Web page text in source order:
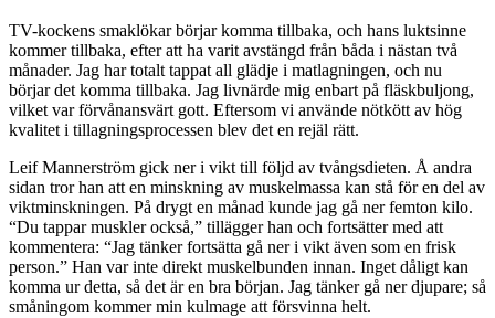
TV-kockens smaklökar börjar komma tillbaka, och hans luktsinne
kommer tillbaka, efter att ha varit avstängd från båda i nästan två
månader. Jag har totalt tappat all glädje i matlagningen, och nu
börjar det komma tillbaka. Jag livnärde mig enbart på fläskbuljong,
vilket var förvånansvärt gott. Eftersom vi använde nötkött av hög
kvalitet i tillagningsprocessen blev det en rejäl rätt.
Leif Mannerström gick ner i vikt till följd av tvångsdieten. Å andra
sidan tror han att en minskning av muskelmassa kan stå för en del av
viktminskningen. På drygt en månad kunde jag gå ner femton kilo.
“Du tappar muskler också,” tillägger han och fortsätter med att
kommentera: “Jag tänker fortsätta gå ner i vikt även som en frisk
person.” Han var inte direkt muskelbunden innan. Inget dåligt kan
komma ur detta, så det är en bra början. Jag tänker gå ner djupare; så
småningom kommer min kulmage att försvinna helt.